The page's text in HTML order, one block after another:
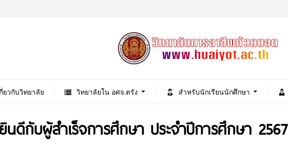
ยวกับวิทยาลัย วิทยาลัยใน อศจ.ตรัง สำหรับนักเรียนนักศึกษา
ดีกับผู้สำเร็จการศึกษา ประจำปีการศึกษา 2567